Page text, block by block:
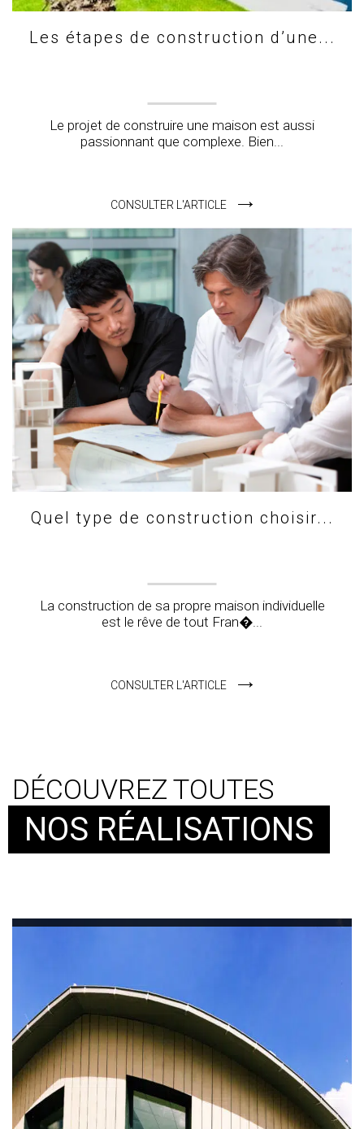
Les étapes de construction d’une...
Le projet de construire une maison est aussi
passionnant que complexe. Bien...
CONSULTER L'ARTICLE
Quel type de construction choisir...
La construction de sa propre maison individuelle
est le rêve de tout Fran�...
CONSULTER L'ARTICLE
DÉCOUVREZ TOUTES
NOS RÉALISATIONS